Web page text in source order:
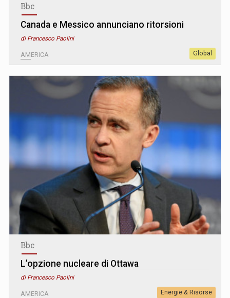
Bbc
Canada e Messico annunciano ritorsioni
di Francesco Paolini
AMERICA Global
Bbc
L’opzione nucleare di Ottawa
di Francesco Paolini
AMERICA Energie & Risorse